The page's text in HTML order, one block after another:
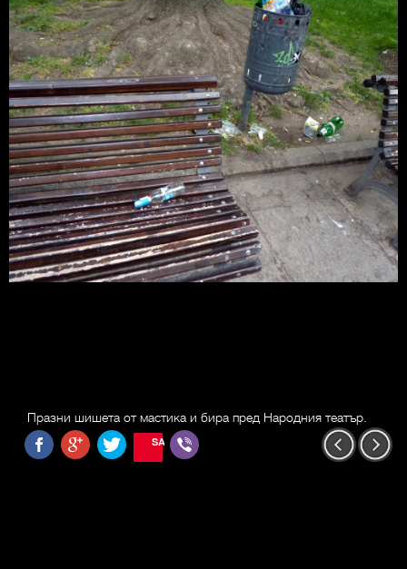
Празни шишета от мастика и бира пред Народния театър.
SAVE